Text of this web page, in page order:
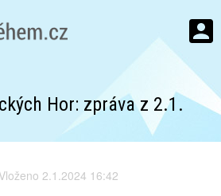
Hor: zpráva z 2.1.
Vloženo 2.1.2024 16:42